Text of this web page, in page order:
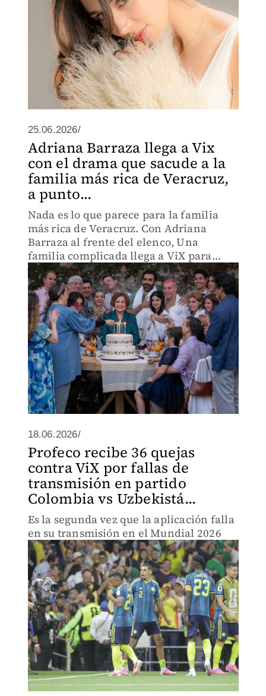
25.06.2026/
Adriana Barraza llega a Vix
con el drama que sacude a la
familia más rica de Veracruz,
a punto...
Nada es lo que parece para la familia
más rica de Veracruz. Con Adriana
Barraza al frente del elenco, Una
familia complicada llega a ViX para
mostrar cómo una muerte puede poner
en riesgo el prestigio, la fortuna y los
vínculos de un poderoso clan.
18.06.2026/
Profeco recibe 36 quejas
contra ViX por fallas de
transmisión en partido
Colombia vs Uzbekistá...
Es la segunda vez que la aplicación falla
en su transmisión en el Mundial 2026